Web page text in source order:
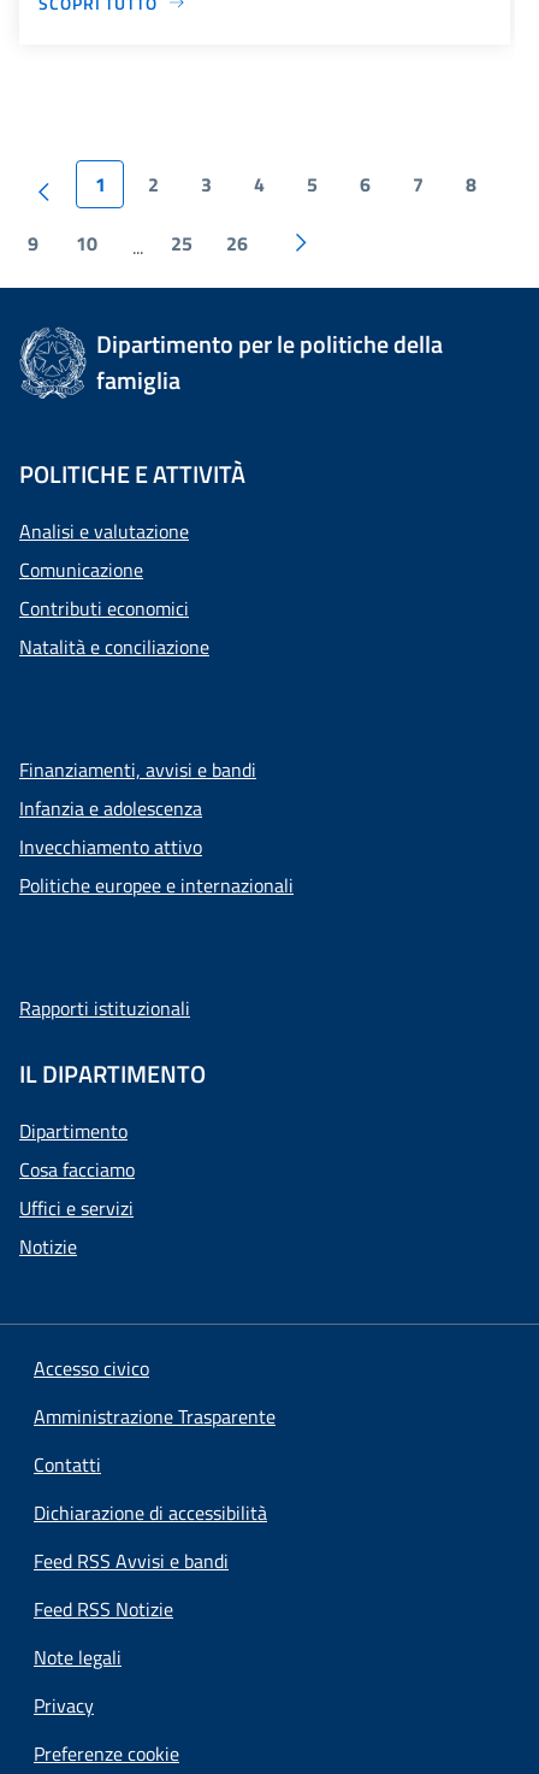
1 2 3 4 5 6 7 8
9 10 ... 25 26
Dipartimento per le politiche della
famiglia
POLITICHE E ATTIVITÀ
Analisi e valutazione
Comunicazione
Contributi economici
Natalità e conciliazione
Finanziamenti, avvisi e bandi
Infanzia e adolescenza
Invecchiamento attivo
Politiche europee e internazionali
Rapporti istituzionali
IL DIPARTIMENTO
Dipartimento
Cosa facciamo
Uffici e servizi
Notizie
Accesso civico
Amministrazione Trasparente
Contatti
Dichiarazione di accessibilità
Feed RSS Avvisi e bandi
Feed RSS Notizie
Note legali
Privacy
Preferenze cookie